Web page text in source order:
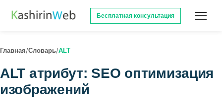
Бесплатная консультация
Главная/Словарь/ALT
ALT атрибут: SEO оптимизация
изображений